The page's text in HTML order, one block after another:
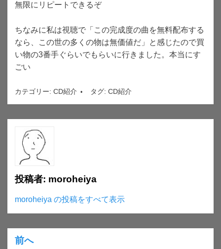
無限にリピートできるぞ
ちなみに私は視聴で「この完成度の曲を無料配布する
なら、この世の多くの物は無価値だ」と感じたので買
い物の3番手ぐらいでもらいに行きました。本当にす
ごい
カテゴリー: CD紹介 タグ: CD紹介
投稿者: moroheiya
moroheiya の投稿をすべて表示
投
前へ